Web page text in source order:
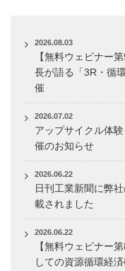
2026.08.03
【無料ウェビナー
長が語る「3R・循
催
2026.07.02
アップサイクル体
催のお知らせ
2026.06.22
日刊工業新聞に弊
載されました
2026.06.22
【無料ウェビナー
しての資源循環経